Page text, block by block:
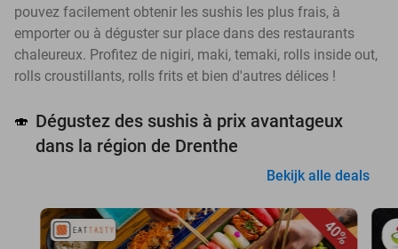
pouvez facilement obtenir les sushis les plus frais, à
emporter ou à déguster sur place dans des restaurants
chaleureux. Profitez de nigiri, maki, temaki, rolls inside out,
rolls croustillants, rolls frits et bien d'autres délices !
🍣 Dégustez des sushis à prix avantageux
dans la région de Drenthe
Bekijk alle deals
40%